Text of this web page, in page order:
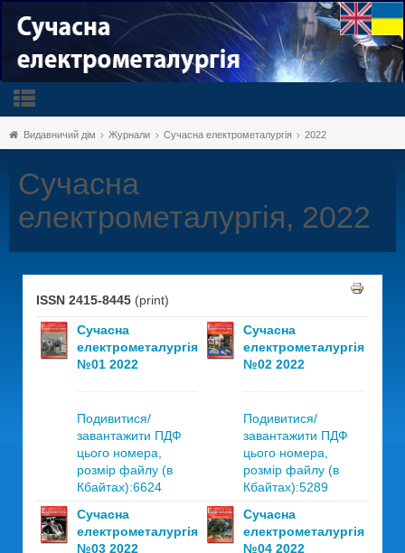
Видавничий дім Журнали Сучасна електрометалургія 2022
Сучасна
електрометалургія, 2022
ISSN 2415-8445 (print)
Сучасна
електрометалургія
№01 2022
Подивитися/
завантажити ПДФ
цього номера,
розмір файлу (в
Кбайтах):6624
Сучасна
електрометалургія
№02 2022
Подивитися/
завантажити ПДФ
цього номера,
розмір файлу (в
Кбайтах):5289
Сучасна
електрометалургія
№03 2022
Сучасна
електрометалургія
№04 2022